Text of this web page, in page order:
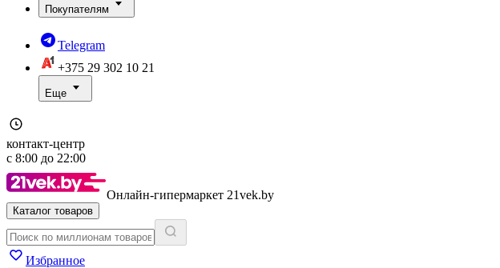
Покупателям
Telegram
+375 29 302 10 21
Еще
контакт-центр
с 8:00 до 22:00
Онлайн-гипермаркет 21vek.by
Каталог товаров
Избранное